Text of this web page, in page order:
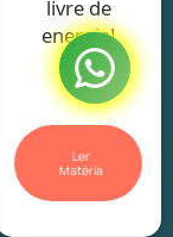
livre de
energia!
Ler
Matéria